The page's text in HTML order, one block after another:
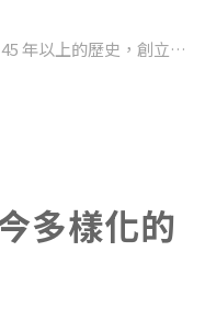
年以上的歷史，創立之
缺點 ) ，以及將書架型
低音在上方的設計方
拉長高
多樣化的